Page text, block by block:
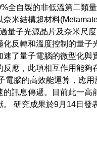
全自製的非低溫第二類
米結構超材料
量子光源晶片及奈米尺
反轉和溫度控制的量
了量子電腦的微型化
應，此項相互作用能
電腦的高效能運算，應
訊息傳遞。目前此一
。 研究成果於9月14日